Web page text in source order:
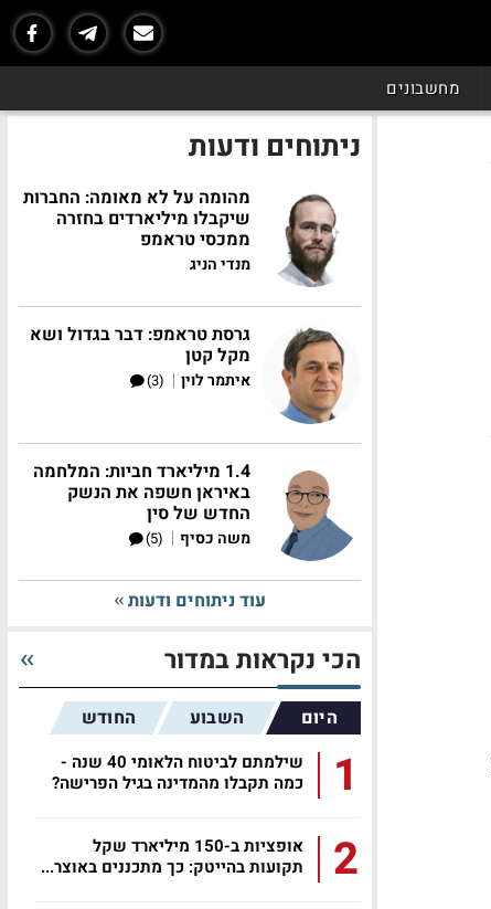
מחשבונים
ניתוחים ודעות
מהומה על לא מאומה: החברות
שיקבלו מיליארדים בחזרה
ממכסי טראמפ
מנדי הניג
גרסת טראמפ: דבר בגדול ושא
מקל קטן
איתמר לוין |
(3)
1.4 מיליארד חביות: המלחמה
באיראן חשפה את הנשק
החדש של סין
משה כסיף |
(5)
עוד ניתוחים ודעות
הכי נקראות במדור
היום השבוע החודש
1
שילמתם לביטוח הלאומי 40 שנה -
כמה תקבלו מהמדינה בגיל הפרישה?
2
אופציות ב-150 מיליארד שקל
תקועות בהייטק: כך מתכננים באוצר...